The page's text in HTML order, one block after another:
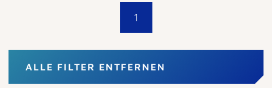
1
ALLE FILTER ENTFERNEN